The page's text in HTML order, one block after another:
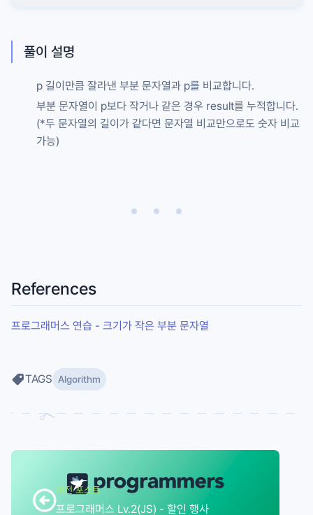
풀이 설명
p 길이만큼 잘라낸 부분 문자열과 p를 비교합니다.
부분 문자열이 p보다 작거나 같은 경우 result를 누적합니다.
(*두 문자열의 길이가 같다면 문자열 비교만으로도 숫자 비교
가능)
References
프로그래머스 연습 - 크기가 작은 부분 문자열
TAGS Algorithm
이전 포스트
프로그래머스 Lv.2(JS) - 할인 행사